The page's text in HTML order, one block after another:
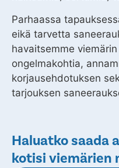
Parhaassa
eikä tarvetta
havaitsemme
ongelmakohtia,
korjausehdotuksen
tarjouksen
Haluatko saada
kotisi viemärien